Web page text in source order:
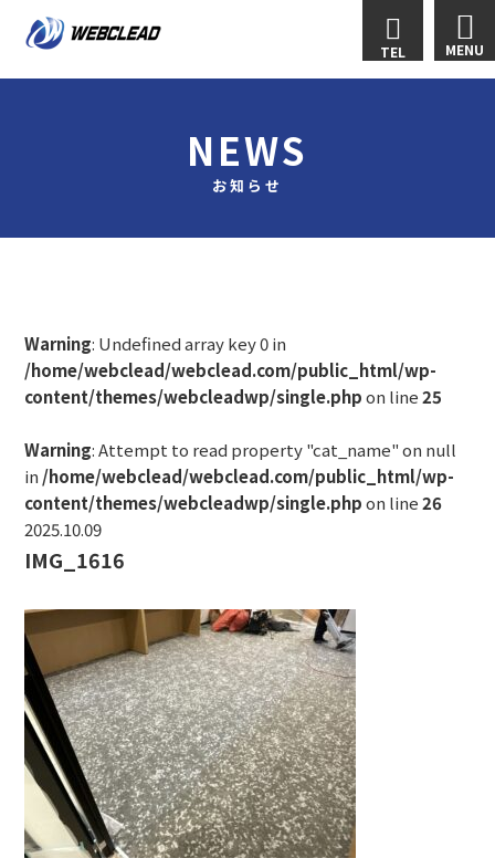
MENU
TEL
NEWS
お知らせ
Warning: Undefined array key 0 in
/home/webclead/webclead.com/public_html/wp-
content/themes/webcleadwp/single.phpon line25
Warning: Attempt to read property "cat_name" on null
in /home/webclead/webclead.com/public_html/wp-
content/themes/webcleadwp/single.phpon line26
2025.10.09
IMG_1616